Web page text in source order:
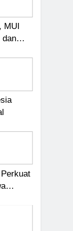
MUI
dan